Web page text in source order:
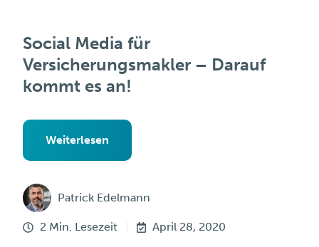
Social Media für
Versicherungsmakler – Darauf
kommt es an!
Weiterlesen
Patrick Edelmann
2 Min. Lesezeit April 28, 2020